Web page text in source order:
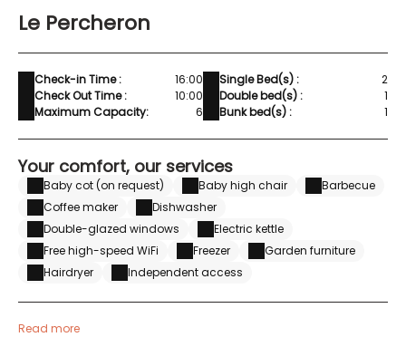
Le Percheron
Check-in Time :
16:00
Check Out Time :
10:00
Maximum Capacity:
6
Single Bed(s) :
2
Double bed(s) :
1
Bunk bed(s) :
1
Your comfort, our services
Baby cot (on request) Baby high chair
Barbecue
Coffee maker
Dishwasher
Double-glazed windows
Electric kettle
Free high-speed WiFi
Freezer
Garden furniture
Hairdryer
Independent access
Read more